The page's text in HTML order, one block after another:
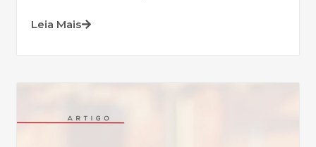
Leia Mais